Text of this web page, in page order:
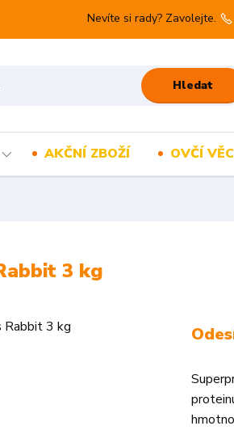
Hledat
Nevíte si rady? Zavolejte.
AKČNÍ ZBOŽÍ OVČÍ
3 kg